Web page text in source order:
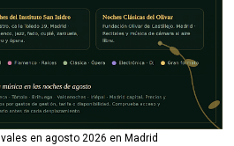
en agosto 2026 en Madrid